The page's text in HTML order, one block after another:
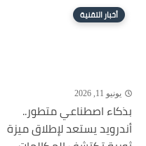
أخبار التقنية
يونيو 11, 2026
بذكاء اصطناعي متطور..
أندرويد يستعد لإطلاق ميزة